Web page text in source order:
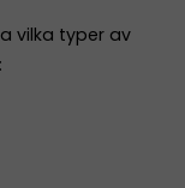
vilka typer av